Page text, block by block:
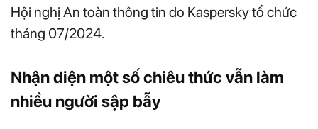
Hội nghị An toàn thông tin do Kaspersky tổ chức
tháng 07/2024.
Nhận diện một số chiêu thức vẫn làm
nhiều người sập bẫy